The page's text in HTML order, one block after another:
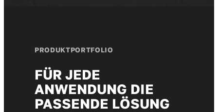
PRODUKTPORTFOLIO
FÜR JEDE
ANWENDUNG DIE
PASSENDE LÖSUNG